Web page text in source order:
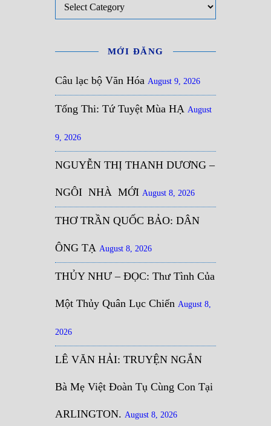
MỚI ĐĂNG
Câu lạc bộ Văn Hóa August 9, 2026
Tống Thi: Tứ Tuyệt Mùa HẠ August
9, 2026
NGUYỄN THỊ THANH DƯƠNG –
NGÔI NHÀ MỚI August 8, 2026
THƠ TRẦN QUỐC BẢO: DÂN
ÔNG TẠ August 8, 2026
THỦY NHƯ – ĐỌC: Thư Tình Của
Một Thủy Quân Lục Chiến August 8,
2026
LÊ VĂN HẢI: TRUYỆN NGẮN
Bà Mẹ Việt Đoàn Tụ Cùng Con Tại
ARLINGTON. August 8, 2026